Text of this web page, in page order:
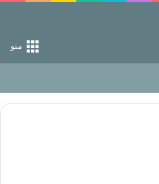
منو
از راه خداست‌!